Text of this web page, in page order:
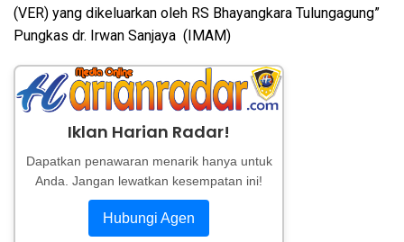
(VER) yang dikeluarkan oleh RS Bhayangkara Tulungagung”
Pungkas dr. Irwan Sanjaya (IMAM)
Iklan Harian Radar!
Dapatkan penawaran menarik hanya untuk
Anda. Jangan lewatkan kesempatan ini!
Hubungi Agen